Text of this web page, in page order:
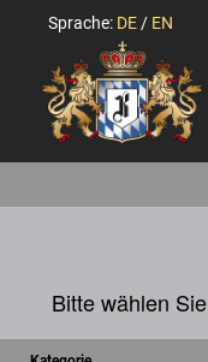
Sprache: DE / EN
Bitte wählen Sie